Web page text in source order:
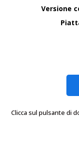
Versione
Clicca sul pulsante di